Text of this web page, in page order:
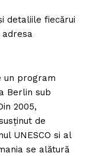
detaliile fiecărui
un program
Berlin sub
2005,
de
UNESCO si al
se alătură